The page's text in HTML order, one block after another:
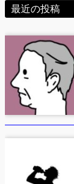
最近の投稿